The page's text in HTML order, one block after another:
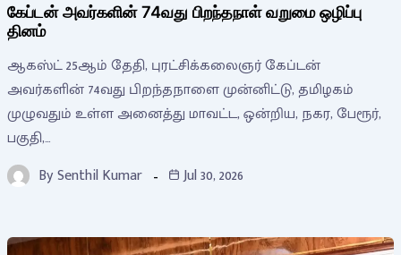
கேப்டன் அவர்களின் 74வது பிறந்தநாள் வறுமை ஒழிப்பு
தினம்
ஆகஸ்ட் 25ஆம் தேதி, புரட்சிக்கலைஞர் கேப்டன்
அவர்களின் 74வது பிறந்தநாளை முன்னிட்டு, தமிழகம்
முழுவதும் உள்ள அனைத்து மாவட்ட, ஒன்றிய, நகர, பேரூர்,
பகுதி,…
BySenthil Kumar Jul 30, 2026